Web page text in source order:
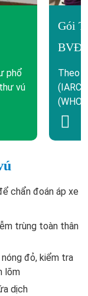
phổ
vú
Gói
Theo
chẩn đoán áp xe
trùng toàn thân
đỏ, kiểm tra
lõm
dịch